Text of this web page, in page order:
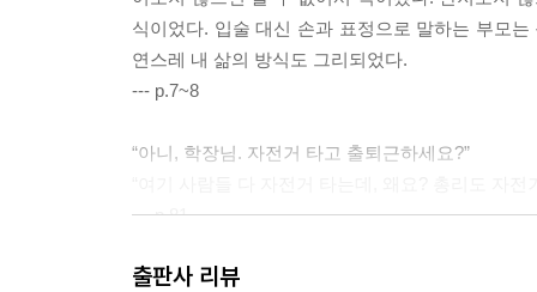
식이었다. 입술 대신 손과 표정으로 말하는 부모
연스레 내 삶의 방식도 그리되었다.
--- p.7~8
“아니, 학장님. 자전거 타고 출퇴근하세요?”
--- p.81
“다른 사람들과 비교할 필요는 전혀 없어요. 보라
출판사 리뷰